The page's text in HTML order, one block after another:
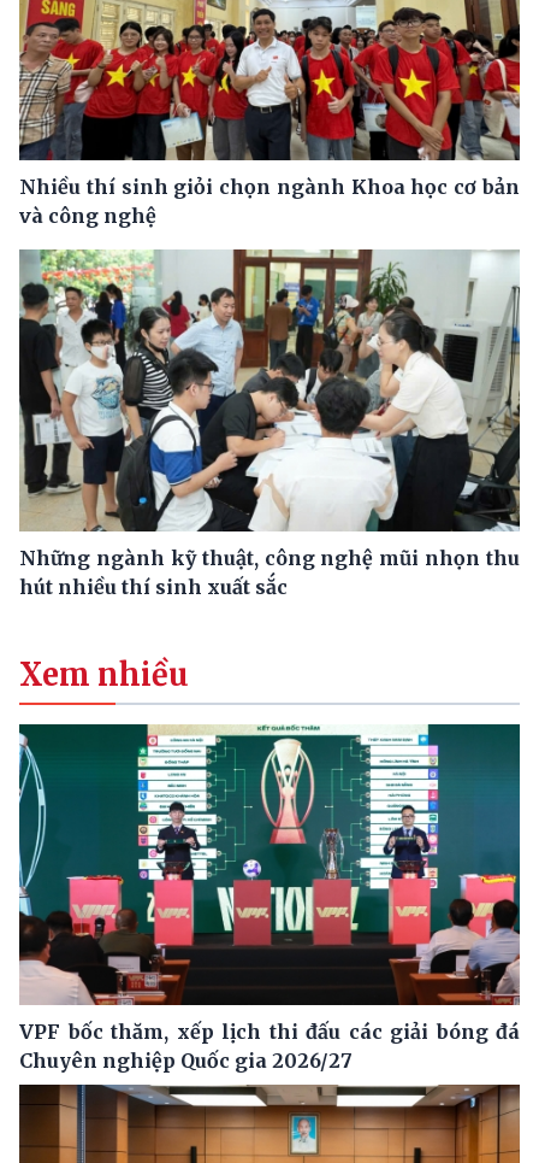
Nhiều thí sinh giỏi chọn ngành Khoa học cơ bản
và công nghệ
Những ngành kỹ thuật, công nghệ mũi nhọn thu
hút nhiều thí sinh xuất sắc
Xem nhiều
VPF bốc thăm, xếp lịch thi đấu các giải bóng đá
Chuyên nghiệp Quốc gia 2026/27